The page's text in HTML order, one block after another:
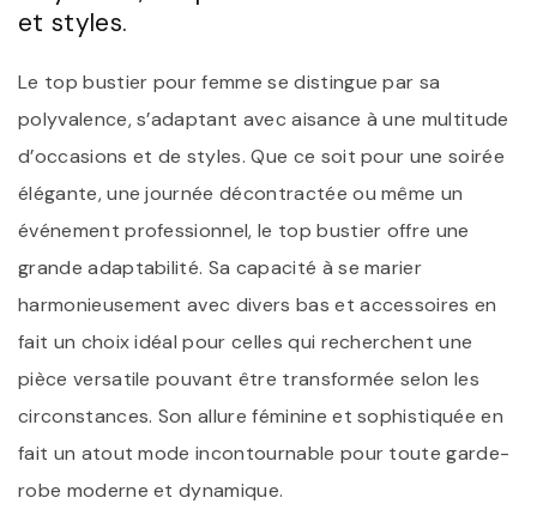
et styles.
Le top bustier pour femme se distingue par sa
polyvalence, s’adaptant avec aisance à une multitude
d’occasions et de styles. Que ce soit pour une soirée
élégante, une journée décontractée ou même un
événement professionnel, le top bustier offre une
grande adaptabilité. Sa capacité à se marier
harmonieusement avec divers bas et accessoires en
fait un choix idéal pour celles qui recherchent une
pièce versatile pouvant être transformée selon les
circonstances. Son allure féminine et sophistiquée en
fait un atout mode incontournable pour toute garde-
robe moderne et dynamique.